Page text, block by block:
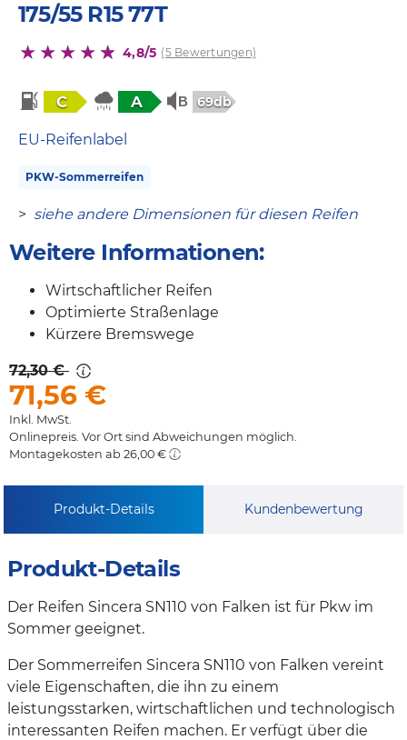
175/55 R15 77T
4,8/5 (5 Bewertungen)
C A 69db
EU-Reifenlabel
PKW-Sommerreifen
> siehe andere Dimensionen für diesen Reifen
Weitere Informationen:
Wirtschaftlicher Reifen
Optimierte Straßenlage
Kürzere Bremswege
72,30 €
71,56 €
Inkl. MwSt.
Onlinepreis. Vor Ort sind Abweichungen möglich.
Montagekosten ab 26,00 €
Produkt-Details Kundenbewertung
Produkt-Details
Der Reifen Sincera SN110 von Falken ist für Pkw im
Sommer geeignet.
Der Sommerreifen Sincera SN110 von Falken vereint
viele Eigenschaften, die ihn zu einem
leistungsstarken, wirtschaftlichen und technologisch
interessanten Reifen machen. Er verfügt über die